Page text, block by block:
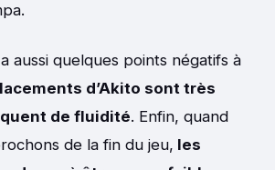
aussi quelques points négatifs à
d’Akito sont très
de fluidité. Enfin, quand
de la fin du jeu, les